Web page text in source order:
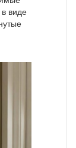
виде